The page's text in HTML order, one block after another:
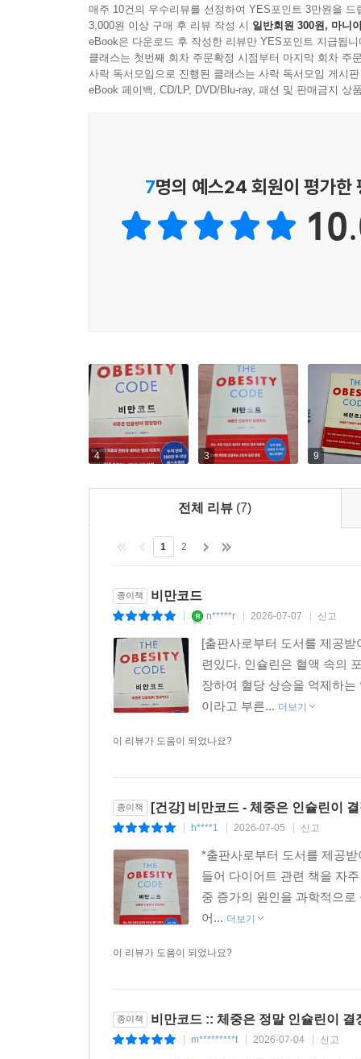
어야 하는가에 대해서는 거의 신경 쓰지 않는다.
---「인슐린 저항성」 중에서
정기적인 단식으로 인슐린 농도를 꾸준히 낮추면
조각과 같다. 대부분의 다이어트 방법들은 인슐
---「언제 먹어야 할까」 중에서
곡물이 우리 몸에 지속적인 인슐린 투여와 같은
끊임없이 지방을 저장하는 상태로 만들기 때문에
『비만코드』는 설탕과 정제된 곡물을 제한하
인체의 적정 체중을 재설정하는 법을 소개한다.
어떠한 근본 원인을 찾을 수 있는지 분석한다.
열량 이론을 심층적으로 검토하고, 비만에 대한
대해서도 살펴보았다.
마지막 ‘PART 6. 해결책’에서는 비만이 혈중 인
해법을 제시한다. 첨가 당과 정제된 곡류의 섭취
늘리는 등의 방식으로 인슐린 농도를 줄이는 식
피하면서도 인슐린 저항성을 치료할 수 있는 효
도움이 된다는 사실도 강조한다.
“수십 년간 의학계에 몸담았는데, 왜 아무도 이 책
“내 몸을 스스로 통제하지 못하고 병원과 의사에
“그동안 읽어온 수많은 비만 관련 책들 중 가장 깊
“지금은 익숙한 ‘인슐린’, ‘당’, ‘간헐적 단식’에
매주 10건의 우수리뷰를 선정하여 YES포인트 3만원을 드
3,000원 이상 구매 후 리뷰 작성 시 일반회원 300원, 마니
eBook은 다운로드 후 작성한 리뷰만 YES포인트 지급됩니
클래스는 첫번째 회차 주문확정 시점부터 마지막 회차 주
사락 독서모임으로 진행된 클래스는 사락 독서모임 게시
eBook 페이백, CD/LP, DVD/Blu-ray, 패션 및 판매금지 상
7명의 예스24 회원이 평가한
4 3 9
전체 리뷰 (7)
1 2
종이책 비만코드
n*****r 2026-07-07 신고
[출판사로부터 도서를 제공
련있다. 인슐린은 혈액 속의
장하여 혈당 상승을 억제하
이라고 부른... 더보기
이 리뷰가 도움이 되었나요?
종이책 [건강] 비만코드 - 체중은 인슐린이
h****1 2026-07-05 신고
*출판사로부터 도서를 제공
들어 다이어트 관련 책을 자
중 증가의 원인을 과학적으
어... 더보기
이 리뷰가 도움이 되었나요?
종이책 비만코드 :: 체중은 정말 인슐린이 결
m*********t 2026-07-04 신고